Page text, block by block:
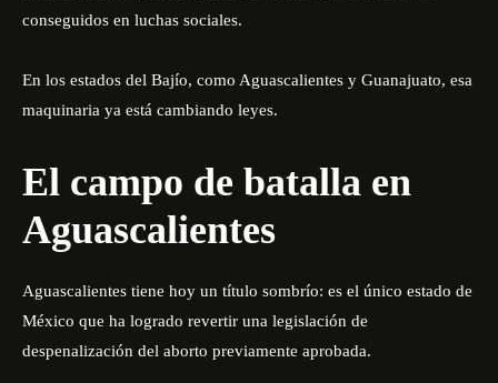
conseguidos en luchas sociales.
En los estados del Bajío, como Aguascalientes y Guanajuato, esa
maquinaria ya está cambiando leyes.
El campo de batalla en
Aguascalientes
Aguascalientes tiene hoy un título sombrío: es el único estado de
México que ha logrado revertir una legislación de
despenalización del aborto previamente aprobada.